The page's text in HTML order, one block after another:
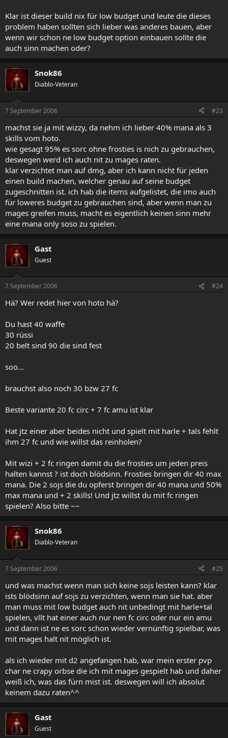
Klar ist dieser build nix für low budget und leute die dieses
problem haben sollten sich lieber was anderes bauen, aber
wenn wir schon ne low budget option einbauen sollte die
auch sinn machen oder?
Snok86
Diablo-Veteran
7 September 2006 #23
machst sie ja mit wizzy, da nehm ich lieber 40% mana als 3
skills vom hoto.
wie gesagt 95% es sorc ohne frosties is nich zu gebrauchen,
deswegen werd ich auch nit zu mages raten.
klar verzichtet man auf dmg, aber ich kann nicht für jeden
einen build machen, welcher genau auf seine budget
zugeschnitten ist. ich hab die items aufgelistet, die imo auch
für loweres budget zu gebrauchen sind, aber wenn man zu
mages greifen muss, macht es eigentlich keinen sinn mehr
eine mana only soso zu spielen.
Gast
Guest
7 September 2006 #24
Hä? Wer redet hier von hoto hä?
Du hast 40 waffe
30 rüssi
20 belt sind 90 die sind fest
soo...
brauchst also noch 30 bzw 27 fc
Beste variante 20 fc circ + 7 fc amu ist klar
Hat jtz einer aber beides nicht und spielt mit harle + tals fehlt
ihm 27 fc und wie willst das reinholen?
Mit wizi + 2 fc ringen damit du die frosties um jeden preis
halten kannst ? ist doch blödsinn. Frosties bringen dir 40 max
mana. Die 2 sojs die du opferst bringen dir 40 mana und 50%
max mana und + 2 skills! Und jtz willst du mit fc ringen
spielen? Also bitte ~~
Snok86
Diablo-Veteran
7 September 2006 #25
und was machst wenn man sich keine sojs leisten kann? klar
ists blödsinn auf sojs zu verzichten, wenn man sie hat. aber
man muss mit low budget auch nit unbedingt mit harle+tal
spielen, vllt hat einer auch nur nen fc circ oder nur ein amu
und dann ist ne es sorc schon wieder vernünftig spielbar, was
mit mages halt nit möglich ist.
als ich wieder mit d2 angefangen hab, war mein erster pvp
char ne crapy orbse die ich mit mages gespielt hab und daher
weiß ich, was das fürn mist ist. deswegen will ich absolut
keinem dazu raten^^
Gast
Guest